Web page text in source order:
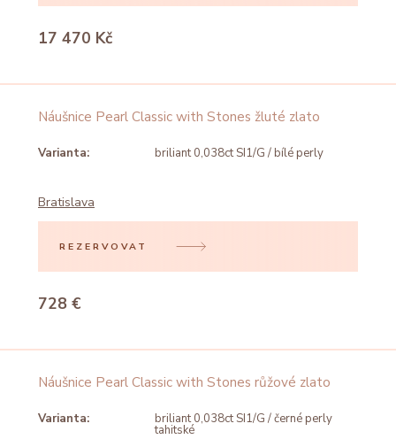
17 470 Kč
Náušnice Pearl Classic with Stones žluté zlato
Varianta: briliant 0,038ct SI1/G / bílé perly
Bratislava
REZERVOVAT
728 €
Náušnice Pearl Classic with Stones růžové zlato
Varianta: briliant 0,038ct SI1/G / černé perly
tahitské